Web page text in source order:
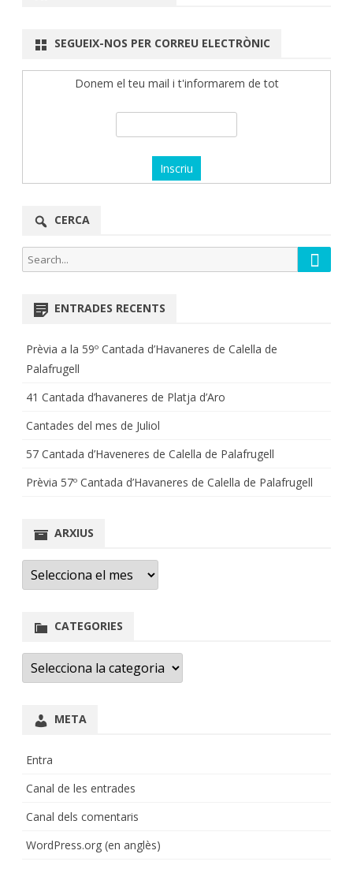
SEGUEIX-NOS PER CORREU ELECTRÒNIC
Donem el teu mail i t'informarem de tot
CERCA
Search
for:
Search
ENTRADES RECENTS
Prèvia a la 59º Cantada d’Havaneres de Calella de
Palafrugell
41 Cantada d’havaneres de Platja d’Aro
Cantades del mes de Juliol
57 Cantada d’Haveneres de Calella de Palafrugell
Prèvia 57º Cantada d’Havaneres de Calella de Palafrugell
ARXIUS
Arxius
CATEGORIES
Categories
META
Entra
Canal de les entrades
Canal dels comentaris
WordPress.org (en anglès)